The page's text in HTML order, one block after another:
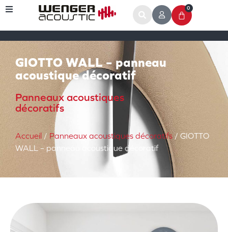
0
GIOTTO WALL – panneau
acoustique décoratif
Panneaux acoustiques
décoratifs
Accueil/ Panneaux acoustiques décoratifs/ GIOTTO
WALL – panneau acoustique décoratif